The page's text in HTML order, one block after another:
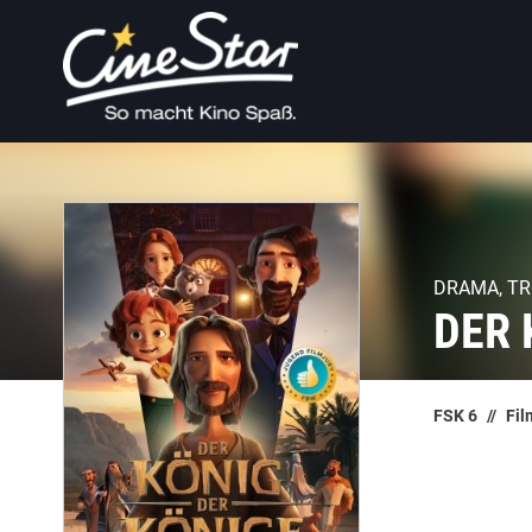
DRAMA,
DER
FSK 6